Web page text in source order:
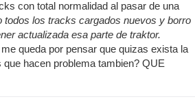
con total normalidad al pasar de una
todos los tracks cargados nuevos y borro
actualizada esa parte de traktor.
queda por pensar que quizas exista la
hacen problema tambien? QUE